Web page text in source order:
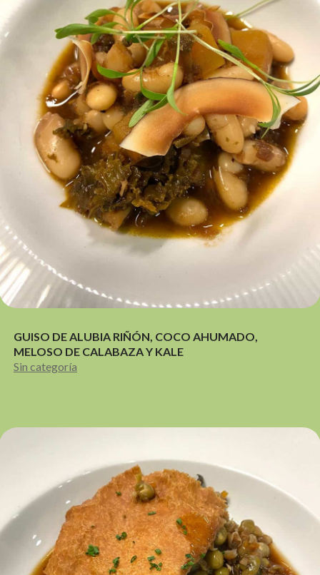
GUISO DE ALUBIA RIÑÓN, COCO AHUMADO,
MELOSO DE CALABAZA Y KALE
Sin categoría